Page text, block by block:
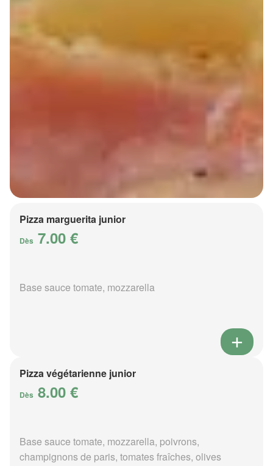
Pizza marguerita junior
Dès 7.00 €
Base sauce tomate, mozzarella
Pizza végétarienne junior
Dès 8.00 €
Base sauce tomate, mozzarella, poivrons,
champignons de paris, tomates fraîches, olives